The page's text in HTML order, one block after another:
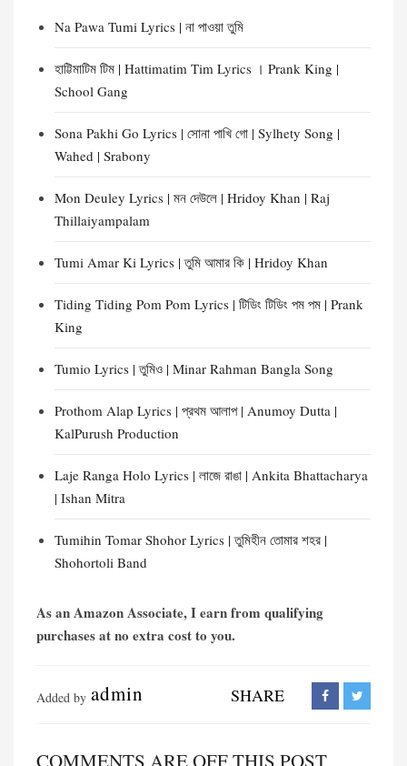
Na Pawa Tumi Lyrics | না পাওয়া তুমি
হাট্টিমাটিম টিম | Hattimatim Tim Lyrics । Prank King |
School Gang
Sona Pakhi Go Lyrics | সোনা পাখি গো | Sylhety Song |
Wahed | Srabony
Mon Deuley Lyrics | মন দেউলে | Hridoy Khan | Raj
Thillaiyampalam
Tumi Amar Ki Lyrics | তুমি আমার কি | Hridoy Khan
Tiding Tiding Pom Pom Lyrics | টিডিং টিডিং পম পম | Prank
King
Tumio Lyrics | তুমিও | Minar Rahman Bangla Song
Prothom Alap Lyrics | প্রথম আলাপ | Anumoy Dutta |
KalPurush Production
Laje Ranga Holo Lyrics | লাজে রাঙা | Ankita Bhattacharya
| Ishan Mitra
Tumihin Tomar Shohor Lyrics | তুমিহীন তোমার শহর |
Shohortoli Band
As an Amazon Associate, I earn from qualifying
purchases at no extra cost to you.
Added by admin SHARE
COMMENTS ARE OFF THIS POST